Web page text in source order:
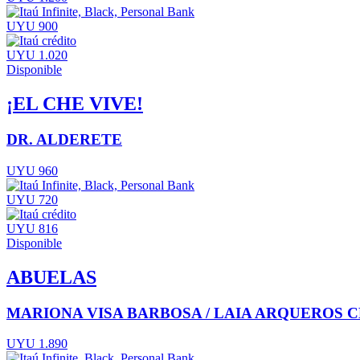
UYU 900
UYU 1.020
Disponible
¡EL CHE VIVE!
DR. ALDERETE
UYU 960
UYU 720
UYU 816
Disponible
ABUELAS
MARIONA VISA BARBOSA / LAIA ARQUEROS
UYU 1.890